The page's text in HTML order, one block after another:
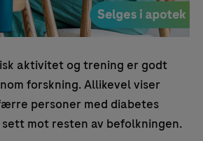
aktivitet og trening er godt
forskning. Allikevel viser
personer med diabetes
mot resten av befolkningen.